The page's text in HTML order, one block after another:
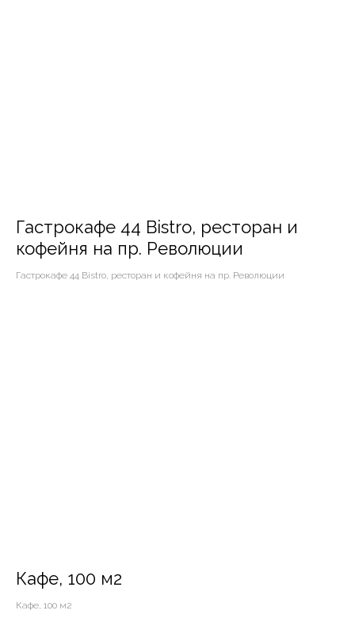
Гастрокафе 44 Bistro, ресторан и
кофейня на пр. Революции
Гастрокафе 44 Bistro, ресторан и кофейня на пр. Революции
Кафе, 100 м2
Кафе, 100 м2